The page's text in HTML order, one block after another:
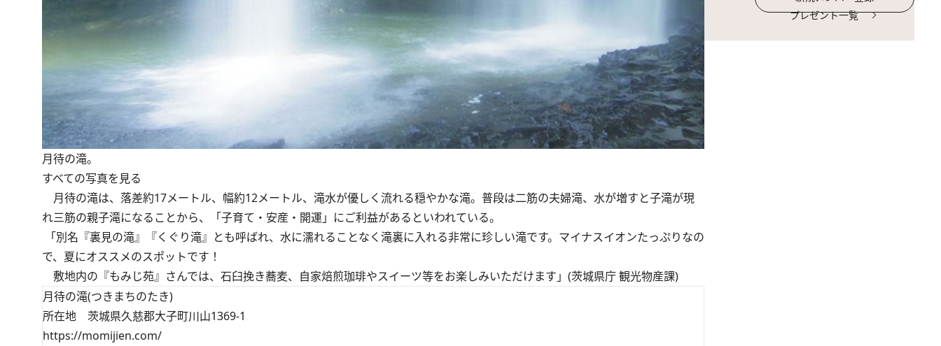
月待の滝。
すべての写真を見る
月待の滝は、落差約17メートル、幅約12メートル、滝水が優しく流れる穏やかな滝。普段は二筋の夫婦滝、水が増すと子滝が現
れ三筋の親子滝になることから、「子育て・安産・開運」にご利益があるといわれている。
「別名『裏見の滝』『くぐり滝』とも呼ばれ、水に濡れることなく滝裏に入れる非常に珍しい滝です。マイナスイオンたっぷりなの
で、夏にオススメのスポットです！
敷地内の『もみじ苑』さんでは、石臼挽き蕎麦、自家焙煎珈琲やスイーツ等をお楽しみいただけます」(茨城県庁 観光物産課)
月待の滝(つきまちのたき)
所在地 茨城県久慈郡大子町川山1369-1
https://momijien.com/
プレゼント一覧